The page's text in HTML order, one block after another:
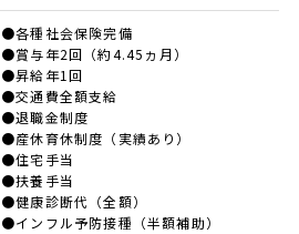
●各種社会保険完備
●賞与年2回（約4.45ヵ月）
●昇給年1回
●交通費全額支給
●退職金制度
●産休育休制度（実績あり）
●住宅手当
●扶養手当
●健康診断代（全額）
●インフル予防接種（半額補助）